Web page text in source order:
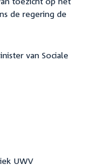
de regering de
van Sociale
UWV